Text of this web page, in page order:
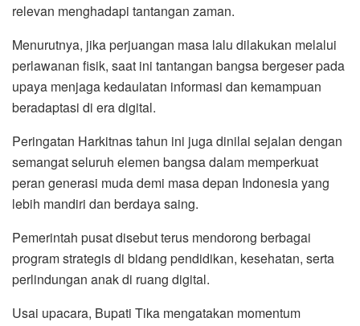
relevan menghadapi tantangan zaman.
Menurutnya, jika perjuangan masa lalu dilakukan melalui
perlawanan fisik, saat ini tantangan bangsa bergeser pada
upaya menjaga kedaulatan informasi dan kemampuan
beradaptasi di era digital.
Peringatan Harkitnas tahun ini juga dinilai sejalan dengan
semangat seluruh elemen bangsa dalam memperkuat
peran generasi muda demi masa depan Indonesia yang
lebih mandiri dan berdaya saing.
Pemerintah pusat disebut terus mendorong berbagai
program strategis di bidang pendidikan, kesehatan, serta
perlindungan anak di ruang digital.
Usai upacara, Bupati Tika mengatakan momentum